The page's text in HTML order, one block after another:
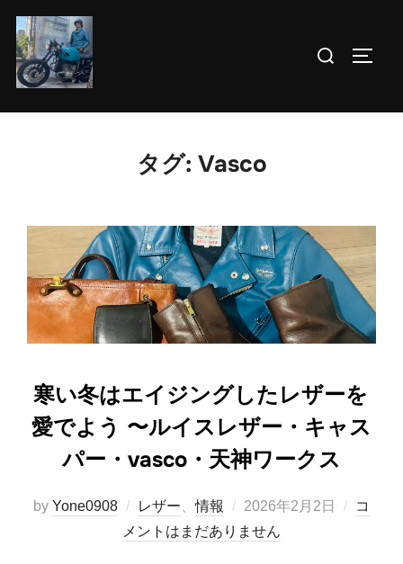
ツ
検
タグ: Vasco
寒い冬はエイジングしたレザーを
愛でよう 〜ルイスレザー・キャス
パー・vasco・天神ワークス
by Yone0908 レザー 、情報
投
稿
2026年2月2日
コ
メントはまだありません